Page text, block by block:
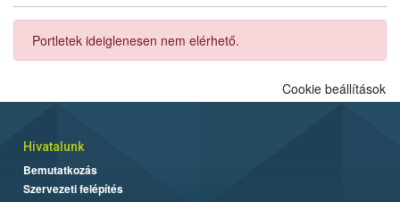
Portletek ideiglenesen nem elérhető.
Cookie beállítások
Hivatalunk
Bemutatkozás
Szervezeti felépítés